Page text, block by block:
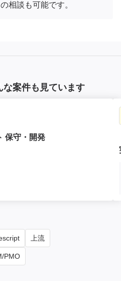
相談も可能です。
な案件も見ています
保守・開発
上流
PMO